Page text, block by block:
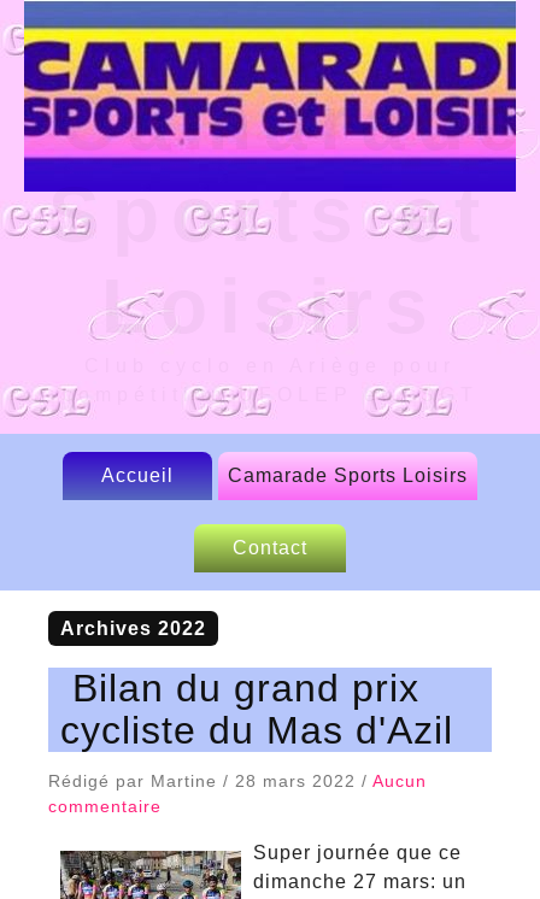
Camarade
Sports et
Loisirs
compétition UFOLEP et FSGT
Accueil Camarade Sports Loisirs
Le CSL
Nos sponsors
Articles de presse
Contact
Archives 2022
Bilan du grand prix
cycliste du Mas d'Azil
Rédigé par Martine / 28 mars 2022 / Aucun
commentaire
Super journée que ce
dimanche 27 mars: un